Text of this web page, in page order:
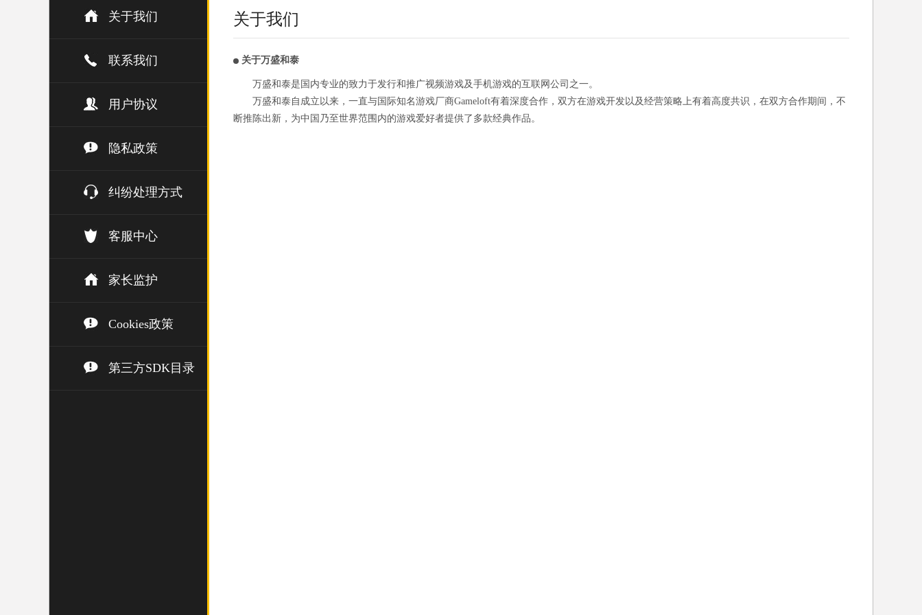
关于我们
联系我们
用户协议
隐私政策
纠纷处理方式
客服中心
家长监护
Cookies政策
第三方SDK目录
关于我们
关于万盛和泰
万盛和泰是国内专业的致力于发行和推广视频游戏及手机游戏的互联网公司之一。
万盛和泰自成立以来，一直与国际知名游戏厂商Gameloft有着深度合作，双方在游戏开发以及经营策略上有着高度共识，在双方合作期间，不
断推陈出新，为中国乃至世界范围内的游戏爱好者提供了多款经典作品。